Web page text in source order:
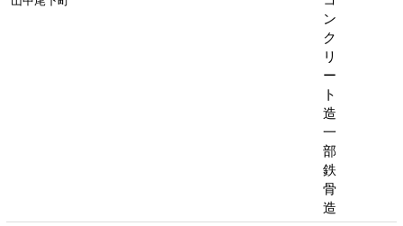
ン
ク
リ
ー
ト
造
一
部
鉄
骨
造